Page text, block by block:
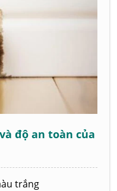
độ an toàn của
trắng